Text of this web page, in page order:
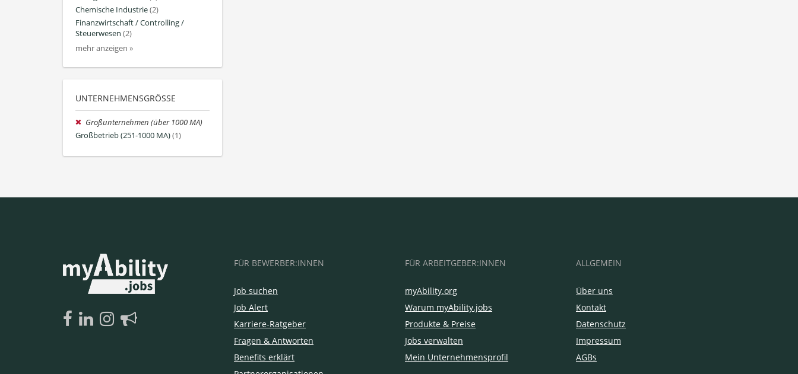
Chemische Industrie(2)
Finanzwirtschaft / Controlling /
Steuerwesen (2)
mehr anzeigen »
UNTERNEHMENSGRÖSSE
Großunternehmen (über 1000 MA)
Großbetrieb (251-1000 MA)(1)
FÜR BEWERBER:INNEN
Job suchen
Job Alert
Karriere-Ratgeber
Fragen & Antworten
Benefits erklärt
FÜR ARBEITGEBER:INNEN
myAbility.org
Warum myAbility.jobs
Produkte & Preise
Jobs verwalten
Mein Unternehmensprofil
ALLGEMEIN
Über uns
Kontakt
Datenschutz
Impressum
AGBs